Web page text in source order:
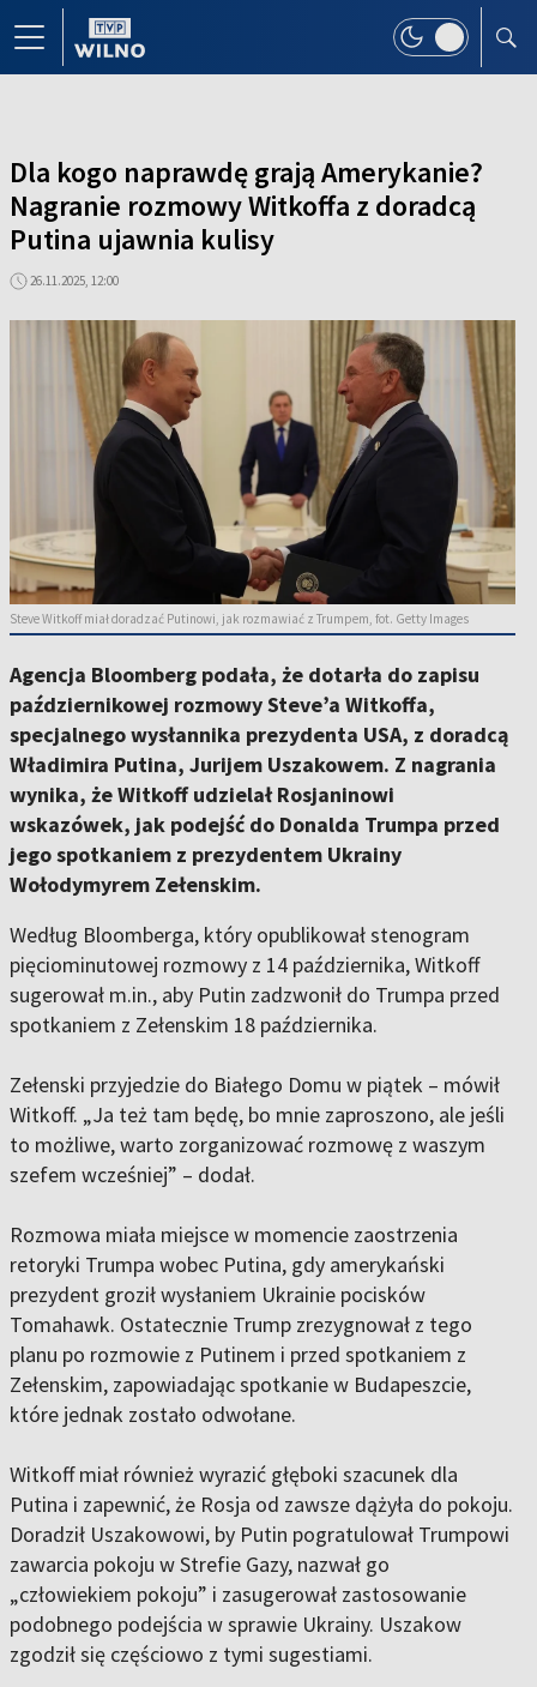
Dla kogo naprawdę grają Amerykanie?
Nagranie rozmowy Witkoffa z doradcą
Putina ujawnia kulisy
26.11.2025, 12:00
Steve Witkoff miał doradzać Putinowi, jak rozmawiać z Trumpem, fot. Getty Images
Agencja Bloomberg podała, że dotarła do zapisu
październikowej rozmowy Steve’a Witkoffa,
specjalnego wysłannika prezydenta USA, z doradcą
Władimira Putina, Jurijem Uszakowem. Z nagrania
wynika, że Witkoff udzielał Rosjaninowi
wskazówek, jak podejść do Donalda Trumpa przed
jego spotkaniem z prezydentem Ukrainy
Wołodymyrem Zełenskim.
Według Bloomberga, który opublikował stenogram
pięciominutowej rozmowy z 14 października, Witkoff
sugerował m.in., aby Putin zadzwonił do Trumpa przed
spotkaniem z Zełenskim 18 października.
Zełenski przyjedzie do Białego Domu w piątek – mówił
Witkoff. „Ja też tam będę, bo mnie zaproszono, ale jeśli
to możliwe, warto zorganizować rozmowę z waszym
szefem wcześniej” – dodał.
Rozmowa miała miejsce w momencie zaostrzenia
retoryki Trumpa wobec Putina, gdy amerykański
prezydent groził wysłaniem Ukrainie pocisków
Tomahawk. Ostatecznie Trump zrezygnował z tego
planu po rozmowie z Putinem i przed spotkaniem z
Zełenskim, zapowiadając spotkanie w Budapeszcie,
które jednak zostało odwołane.
Witkoff miał również wyrazić głęboki szacunek dla
Putina i zapewnić, że Rosja od zawsze dążyła do pokoju.
Doradził Uszakowowi, by Putin pogratulował Trumpowi
zawarcia pokoju w Strefie Gazy, nazwał go
„człowiekiem pokoju” i zasugerował zastosowanie
podobnego podejścia w sprawie Ukrainy. Uszakow
zgodził się częściowo z tymi sugestiami.